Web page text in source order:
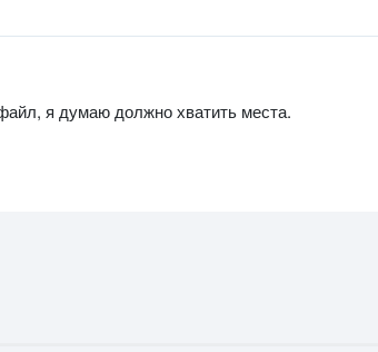
я думаю должно хватить места.